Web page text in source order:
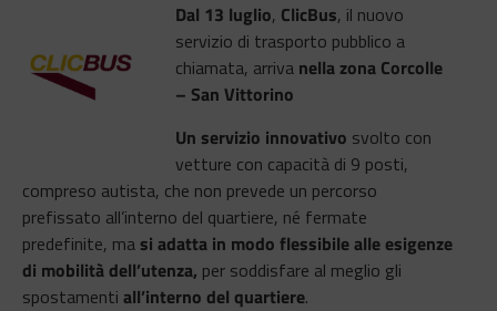
Dal 13 luglio, ClicBus, il nuovo
servizio di trasporto pubblico a
chiamata, arriva nella zona Corcolle
– San Vittorino
Un servizio innovativo svolto con
vetture con capacità di 9 posti,
compreso autista, che non prevede un percorso
prefissato all’interno del quartiere, né fermate
predefinite, ma si adatta in modo flessibile alle esigenze
di mobilità dell’utenza, per soddisfare al meglio gli
spostamenti all’interno del quartiere.